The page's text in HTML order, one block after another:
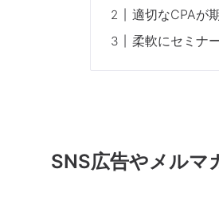
適切なCPAが
柔軟にセミナ
SNS広告やメルマ